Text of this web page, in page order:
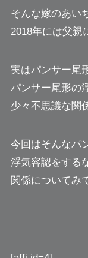
そんな嫁のあい
2018年には父親
実はパンサー尾
パンサー尾形の
少々不思議な関
今回はそんなパ
浮気容認をする
関係についてみ